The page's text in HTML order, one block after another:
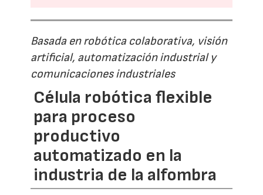
Basada en robótica colaborativa, visión
artificial, automatización industrial y
comunicaciones industriales
Célula robótica flexible
para proceso
productivo
automatizado en la
industria de la alfombra